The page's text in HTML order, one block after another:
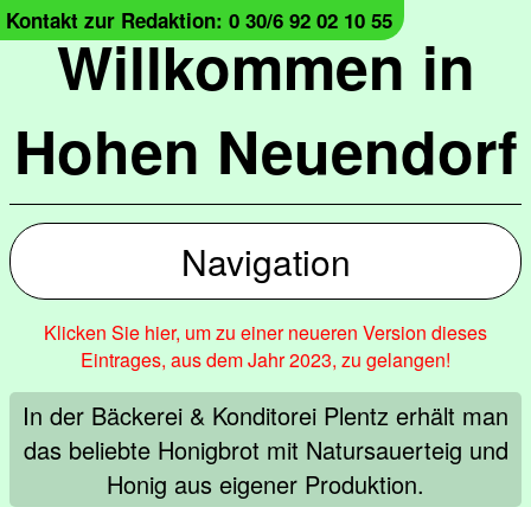
Willkommen in
Hohen Neuendorf
Kontakt zur Redaktion: 0 30/6 92 02 10 55
Navigation
Klicken Sie hier, um zu einer neueren Version dieses
Eintrages, aus dem Jahr 2023, zu gelangen!
In der Bäckerei & Konditorei Plentz erhält man
das beliebte Honigbrot mit Natursauerteig und
Honig aus eigener Produktion.